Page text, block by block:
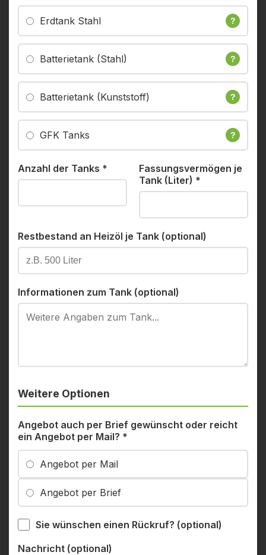
Erdtank Stahl ?
Batterietank (Stahl) ?
Batterietank (Kunststoff) ?
GFK Tanks ?
Anzahl der Tanks *
Fassungsvermögen je
Tank (Liter) *
Restbestand an Heizöl je Tank (optional)
Informationen zum Tank (optional)
Weitere Optionen
Angebot auch per Brief gewünscht oder reicht
ein Angebot per Mail? *
Angebot per Mail
Angebot per Brief
Sie wünschen einen Rückruf? (optional)
Nachricht (optional)